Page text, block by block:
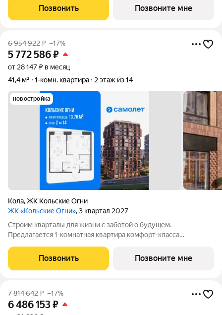
6-м этаже, в жилом комплексе "Кольские Огни". Квартиры
сдаются без отделки, а значит, вы легко
Позвонить Позвоните мне
6 954 922₽ –17%
5 772 586₽
от 28 147 ₽ в месяц
41,4 м²
1-комн. квартира 2 этаж из 14
новостройка
Кола,ЖК Кольские Огни
ЖК «Кольские Огни», 3 квартал 2027
Строим кварталы для жизни с заботой о будущем.
Предлагается 1-комнатная квартира комфорт-класса
м этаже, в жилом комплексе "Кольские Огни". Квартиры
сдаются без отделки, а значит, вы легко
Позвонить Позвоните мне
7 814 642₽ –17%
6 486 153₽